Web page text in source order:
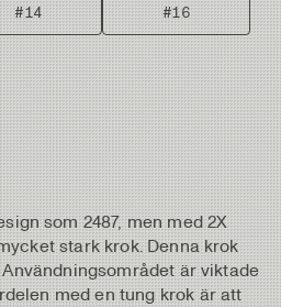
#14 #16
som 2487, men med 2X
stark krok. Denna krok
är viktade
med en tung krok är att